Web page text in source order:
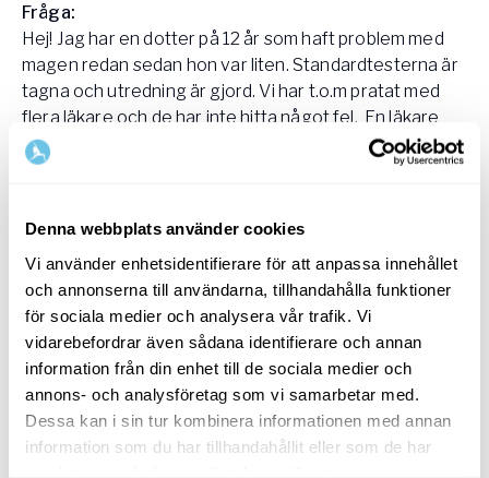
Denna webbplats använder cookies
Vi använder enhetsidentifierare för att anpassa innehållet
och annonserna till användarna, tillhandahålla funktioner
för sociala medier och analysera vår trafik. Vi
vidarebefordrar även sådana identifierare och annan
information från din enhet till de sociala medier och
annons- och analysföretag som vi samarbetar med.
Dessa kan i sin tur kombinera informationen med annan
information som du har tillhandahållit eller som de har
Fråga:
Hej! Jag har en dotter på 12 år som haft problem med
magen redan sedan hon var liten. Standardtesterna är
tagna och utredning är gjord. Vi har t.o.m pratat med
flera läkare och de har inte hitta något fel. En läkare
pratade om att även barn kan ha IBS. Vi har själva
provat ändå att ta bort laktosen och det blev något
magen fortfarande konstigt med magont, svullnad,
laktosen och även i skolan är det helt laktosfritt. I övrigt
en pigg och glad tjej men besväras förstås mycket av
detta med magen. Hörde talas om FODMAP och
undrar om man kan testa detta på barn eller är det
dumt?
Mvh Annika